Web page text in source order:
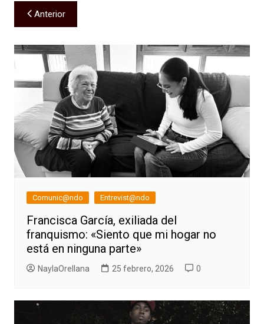
Navegación
de
entradas
Anterior
Comunic@ndo Entrevist@ndo
Francisca García, exiliada del
franquismo: «Siento que mi hogar no
está en ninguna parte»
NaylaOrellana 25 febrero, 2026 0